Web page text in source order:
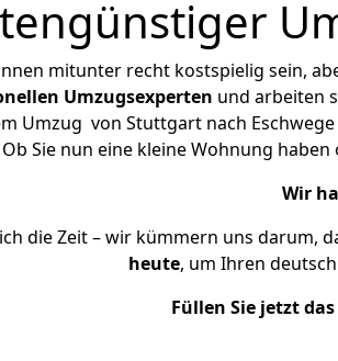
mitunter recht kostspielig sein,
Umzugsexperten und arbeiten
Umzug von Stuttgart nach
Ob Sie nun eine kleine Wohnung
Wir
die Zeit – wir kümmern uns darum,
heute, um Ihren
Füllen Sie jetzt